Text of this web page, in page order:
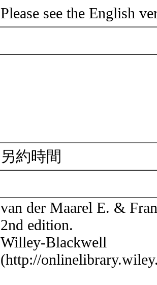
Please see the English
另約時間
van der Maarel E. &
2nd edition.
Willey-Blackwell
(http://